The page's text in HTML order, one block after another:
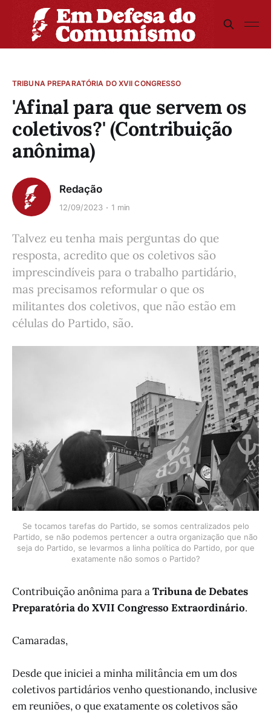
TRIBUNA PREPARATÓRIA DO XVII CONGRESSO
'Afinal para que servem os
coletivos?' (Contribuição
anônima)
Redação
12/09/2023 1 min
Talvez eu tenha mais perguntas do que
resposta, acredito que os coletivos são
imprescindíveis para o trabalho partidário,
mas precisamos reformular o que os
militantes dos coletivos, que não estão em
células do Partido, são.
Se tocamos tarefas do Partido, se somos centralizados pelo
Partido, se não podemos pertencer a outra organização que não
seja do Partido, se levarmos a linha política do Partido, por que
exatamente não somos o Partido?
Contribuição anônima para aTribuna de Debates
Preparatória do XVII Congresso Extraordinário.
Camaradas,
Desde que iniciei a minha militância em um dos
coletivos partidários venho questionando, inclusive
em reuniões, o que exatamente os coletivos são